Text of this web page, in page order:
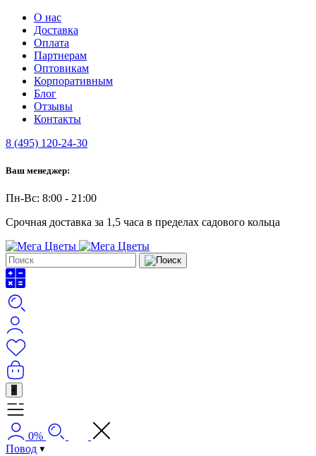
О нас
Доставка
Оплата
Партнерам
Оптовикам
Корпоративным
Блог
Отзывы
Контакты
8 (495) 120-24-30
Ваш менеджер:
Пн-Вс: 8:00 - 21:00
Срочная доставка за 1,5 часа в пределах садового кольца
+
0%
Повод